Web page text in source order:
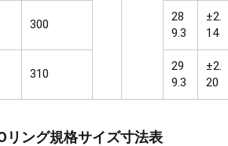
300
28
9.3
±2.
14
310
29
9.3
±2.
20
リング規格サイズ寸法表